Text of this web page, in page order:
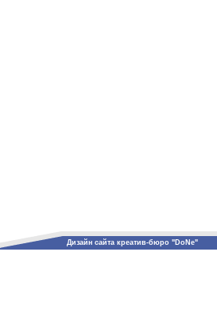
Дизайн сайта креатив-бюро "DoNe"